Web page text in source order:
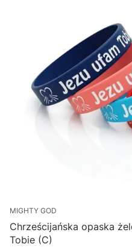
MIGHTY GOD
Chrześcijańska opaska
Tobie (C)